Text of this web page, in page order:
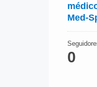
Med-
0